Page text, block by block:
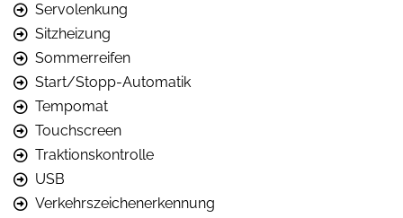
Servolenkung
Sitzheizung
Sommerreifen
Start/Stopp-Automatik
Tempomat
Touchscreen
Traktionskontrolle
USB
Verkehrszeichenerkennung